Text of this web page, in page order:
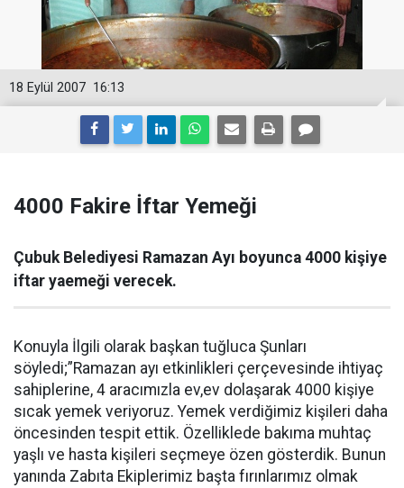
16:13
18 Eylül 2007
4000 Fakire İftar Yemeği
Çubuk Belediyesi Ramazan Ayı boyunca 4000 kişiye
iftar yaemeği verecek.
Konuyla İlgili olarak başkan tuğluca Şunları
söyledi;”Ramazan ayı etkinlikleri çerçevesinde ihtiyaç
sahiplerine, 4 aracımızla ev,ev dolaşarak 4000 kişiye
sıcak yemek veriyoruz. Yemek verdiğimiz kişileri daha
öncesinden tespit ettik. Özelliklede bakıma muhtaç
yaşlı ve hasta kişileri seçmeye özen gösterdik. Bunun
yanında Zabıta Ekiplerimiz başta fırınlarımız olmak